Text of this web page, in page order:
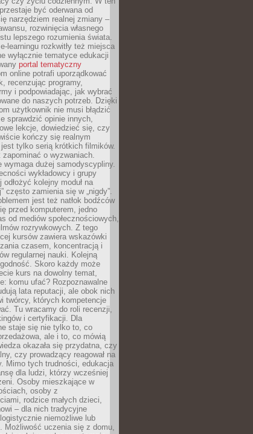
być oderwana od
narzędziem realnej zmiany –
rozwinięcia własnego
lepszego rozumienia świata.
learningu rozkwitły też miejsca
wyłącznie tematyce edukacji
portal tematyczny
online potrafi uporządkować
recenzując programy,
i podpowiadając, jak wybrać
do naszych potrzeb. Dzięki
użytkownik nie musi błądzić
sprawdzić opinie innych,
lekcje, dowiedzieć się, czy
kończy się realnym
tylko serią krótkich filmików.
zapominać o wyzwaniach.
wymaga dużej samodyscypliny.
wykładowcy i grupy
odłożyć kolejny moduł na
często zamienia się w „nigdy”.
jest też natłok bodźców
przed komputerem, jedno
od mediów społecznościowych,
rozrywkowych. Z tego
kursów zawiera wskazówki
czasem, koncentracją i
regularnej nauki. Kolejną
Skoro każdy może
kurs na dowolny temat,
komu ufać? Rozpoznawalne
lata reputacji, ale obok nich
twórcy, których kompetencje
Tu wracamy do roli recenzji,
i certyfikacji. Dla
staje się nie tylko to, co
ale i to, co mówią
okazała się przydatna, czy
czy prowadzący reagował na
Mimo tych trudności, edukacja
dla ludzi, którzy wcześniej
Osoby mieszkające w
osoby z
rodzice małych dzieci,
– dla nich tradycyjne
niemożliwe lub
Możliwość uczenia się z domu,